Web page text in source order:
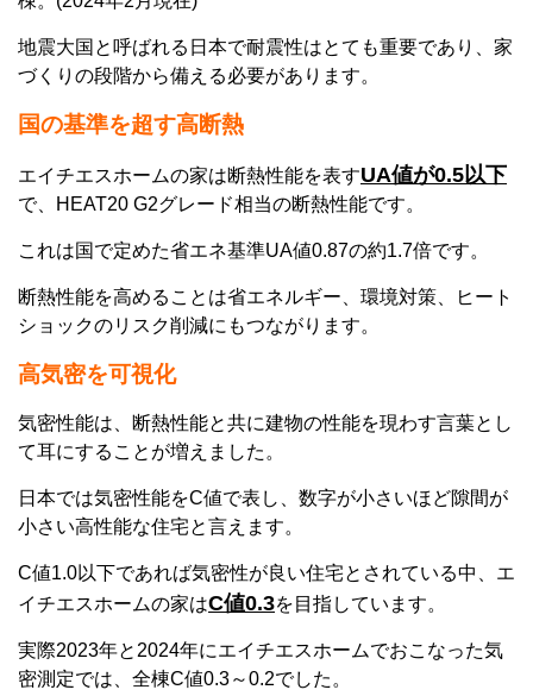
地震大国と呼ばれる日本で耐震性はとても重要であり、家
づくりの段階から備える必要があります。
国の基準を超す高断熱
エイチエスホームの家は断熱性能を表すUA値が0.5以下
で、HEAT20 G2グレード相当の断熱性能です。
これは国で定めた省エネ基準UA値0.87の約1.7倍です。
断熱性能を高めることは省エネルギー、環境対策、ヒート
ショックのリスク削減にもつながります。
高気密を可視化
気密性能は、断熱性能と共に建物の性能を現わす言葉とし
て耳にすることが増えました。
日本では気密性能をC値で表し、数字が小さいほど隙間が
小さい高性能な住宅と言えます。
C値1.0以下であれば気密性が良い住宅とされている中、エ
イチエスホームの家はC値0.3を目指しています。
実際2023年と2024年にエイチエスホームでおこなった気
密測定では、全棟C値0.3～0.2でした。